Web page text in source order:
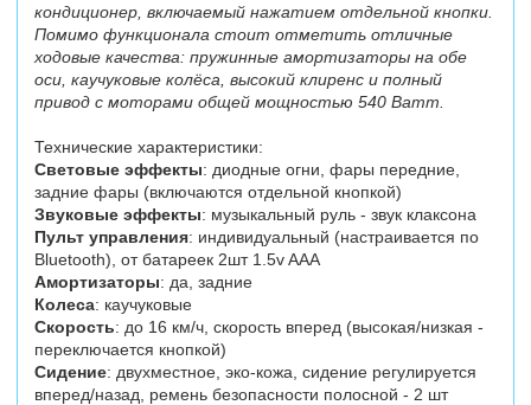
кондиционер, включаемый нажатием отдельной кнопки.
Помимо функционала стоит отметить отличные
ходовые качества: пружинные амортизаторы на обе
оси, каучуковые колёса, высокий клиренс и полный
привод с моторами общей мощностью 540 Ватт.
Технические характеристики:
Световые эффекты: диодные огни, фары передние,
задние фары (включаются отдельной кнопкой)
Звуковые эффекты: музыкальный руль - звук клаксона
Пульт управления: индивидуальный (настраивается по
Bluetooth), от батареек 2шт 1.5v AAA
Амортизаторы: да, задние
Колеса: каучуковые
Скорость: до 16 км/ч, скорость вперед (высокая/низкая -
переключается кнопкой)
Сидение: двухместное, эко-кожа, сидение регулируется
вперед/назад, ремень безопасности полосной - 2 шт